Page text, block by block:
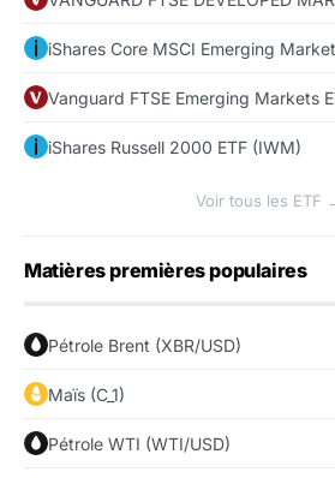
iShares Core MSCI Emerging
Vanguard FTSE Emerging Markets
iShares Russell 2000 ETF (IWM)
Voir tous les ETF
Matières premières populaires
Pétrole Brent (XBR/USD)
Maïs (C_1)
Pétrole WTI (WTI/USD)